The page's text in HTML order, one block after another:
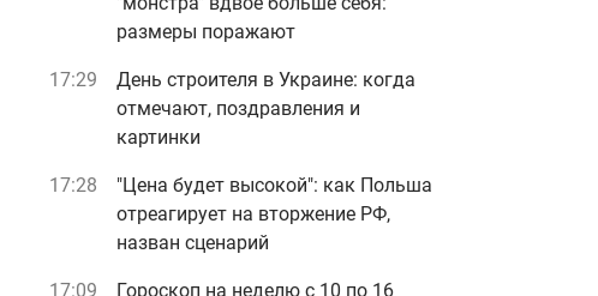
размеры поражают
17:29
День строителя в Украине: когда
отмечают, поздравления и
картинки
17:28
"Цена будет высокой": как Польша
отреагирует на вторжение РФ,
назван сценарий
17:09 Гороскоп на неделю с 10 по 16